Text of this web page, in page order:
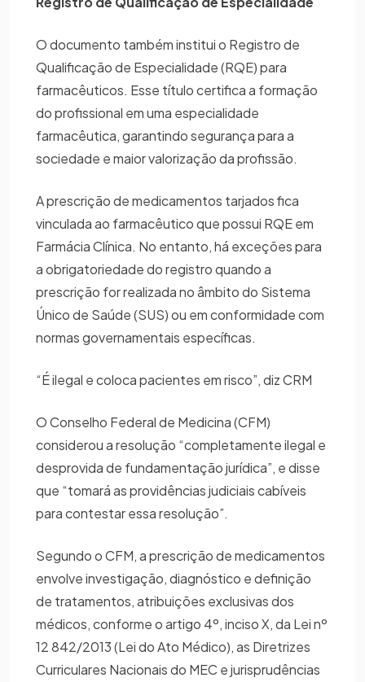
O documento também institui o Registro de
Qualificação de Especialidade (RQE) para
farmacêuticos. Esse título certifica a formação
do profissional em uma especialidade
farmacêutica, garantindo segurança para a
sociedade e maior valorização da profissão.
A prescrição de medicamentos tarjados fica
vinculada ao farmacêutico que possui RQE em
Farmácia Clínica. No entanto, há exceções para
a obrigatoriedade do registro quando a
prescrição for realizada no âmbito do Sistema
Único de Saúde (SUS) ou em conformidade com
normas governamentais específicas.
“É ilegal e coloca pacientes em risco”, diz CRM
O Conselho Federal de Medicina (CFM)
considerou a resolução “completamente ilegal e
desprovida de fundamentação jurídica”, e disse
que “tomará as providências judiciais cabíveis
para contestar essa resolução”.
Segundo o CFM, a prescrição de medicamentos
envolve investigação, diagnóstico e definição
de tratamentos, atribuições exclusivas dos
médicos, conforme o artigo 4º, inciso X, da Lei nº
12 842/2013 (Lei do Ato Médico), as Diretrizes
Curriculares Nacionais do MEC e jurisprudências